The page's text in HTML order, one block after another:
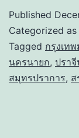
Published
Categorized as
Tagged กรุงเท
นครนายก, ปรา
สมุทรปราการ, ส